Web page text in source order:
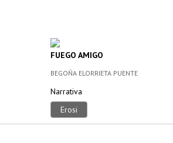
FUEGO AMIGO
BEGOÑA ELORRIETA PUENTE
Narrativa
Erosi